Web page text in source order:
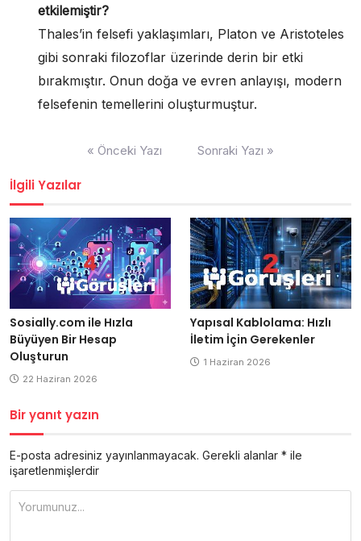
etkilemiştir?
Thales’in felsefi yaklaşımları, Platon ve Aristoteles
gibi sonraki filozoflar üzerinde derin bir etki
bırakmıştır. Onun doğa ve evren anlayışı, modern
felsefenin temellerini oluşturmuştur.
« Önceki Yazı Sonraki Yazı »
İlgili Yazılar
Sosially.com ile Hızla
Büyüyen Bir Hesap
Oluşturun
22 Haziran 2026
Yapısal Kablolama: Hızlı
İletim İçin Gerekenler
1 Haziran 2026
Bir yanıt yazın
E-posta adresiniz yayınlanmayacak. Gerekli alanlar * ile
işaretlenmişlerdir